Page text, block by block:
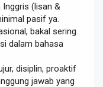
(lisan &
pasif ya.
bakal sering
dalam bahasa
disiplin, proaktif
jawab yang